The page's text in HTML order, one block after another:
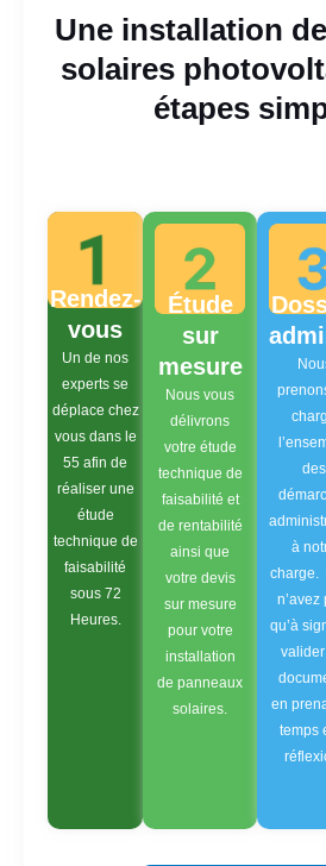
Une installation
solaires
étapes
Rendez-
vous
Un de nos
experts se
déplace chez
vous dans le
55 afin de
réaliser une
étude
technique de
faisabilité
sous 72
Heures.
Étude
sur
mesure
Nous vous
délivrons
votre étude
technique de
faisabilité et
de rentabilité
ainsi que
votre devis
sur mesure
pour votre
installation
de panneaux
solaires.
des
à
charge.
n’avez
qu’à
en
temps